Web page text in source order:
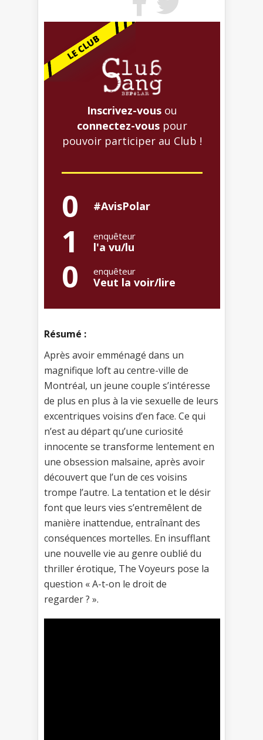
Inscrivez-vous ou
connectez-vous pour
pouvoir participer au Club !
0 #AvisPolar
1 enquêteur
l'a vu/lu
0 enquêteur
Veut la voir/lire
Résumé :
Après avoir emménagé dans un
magnifique loft au centre-ville de
Montréal, un jeune couple s’intéresse
de plus en plus à la vie sexuelle de leurs
excentriques voisins d’en face. Ce qui
n’est au départ qu’une curiosité
innocente se transforme lentement en
une obsession malsaine, après avoir
découvert que l’un de ces voisins
trompe l’autre. La tentation et le désir
font que leurs vies s’entremêlent de
manière inattendue, entraînant des
conséquences mortelles. En insufflant
une nouvelle vie au genre oublié du
thriller érotique, The Voyeurs pose la
question « A-t-on le droit de
regarder ? ».